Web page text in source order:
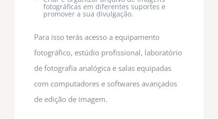
fotográficas em diferentes suportes e
promover a sua divulgação.
Para isso terás acesso a equipamento
fotográfico, estúdio profissional, laboratório
de fotografia analógica e salas equipadas
com computadores e softwares avançados
de edição de imagem.